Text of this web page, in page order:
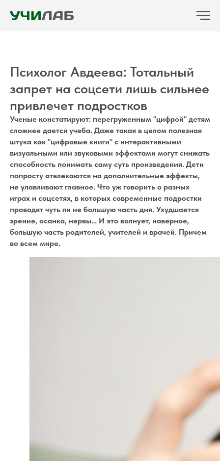
Психолог Авдеева: Тотальный
запрет на соцсети лишь сильнее
привлечет подростков
Ученые констатируют: перегруженным "цифрой" детям
сложнее дается учеба. Даже такая в целом полезная
штука как "цифровые книги" с интерактивными
визуальными или звуковыми эффектами могут снижать
способность понимать саму суть произведения. Дети
попросту отвлекаются на дополнительные эффекты,
не улавливают главное. Что уж говорить о разных
играх и соцсетях, в которых современные подростки
проводят чуть ли не большую часть дня. Ухудшается
зрение, осанка, нервы… И это волнует, наверное,
большую часть родителей, учителей и врачей. Причем
во всем мире.